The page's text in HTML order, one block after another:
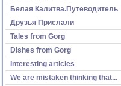
Белая Калитва.Путеводитель
Друзья Прислали
Tales from Gorg
Dishes from Gorg
Interesting articles
We are mistaken thinking that...